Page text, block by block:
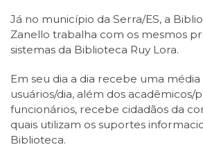
Já no município da Serra/ES, a
Zanello trabalha com os mesmos
sistemas da Biblioteca Ruy Lora.
Em seu dia a dia recebe uma média
usuários/dia, além dos acadêmicos/
funcionários, recebe cidadãos da
quais utilizam os suportes
Biblioteca.